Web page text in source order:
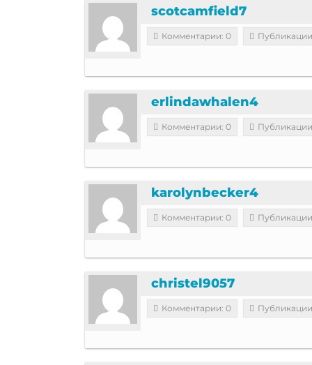
scotcamfield7
Комментарии: 0
erlindawhalen4
Комментарии: 0
karolynbecker4
Комментарии: 0
christel9057
Комментарии: 0